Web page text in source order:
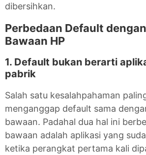
dibersihkan.
Perbedaan Default
Bawaan HP
1. Default bukan berarti
pabrik
Salah satu kesalahpahaman
menganggap default sama
bawaan. Padahal dua hal ini
bawaan adalah aplikasi yang
ketika perangkat pertama kali